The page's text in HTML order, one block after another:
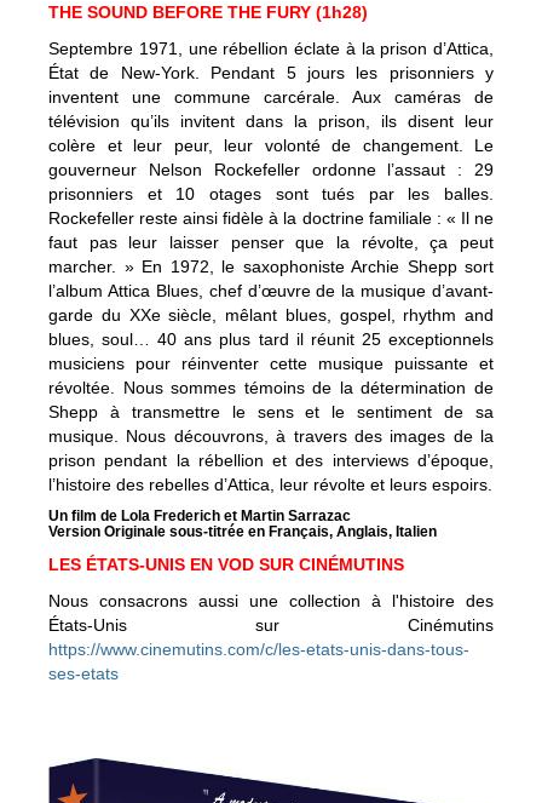
THE SOUND BEFORE THE FURY (1h28)
Septembre 1971, une rébellion éclate à la prison d’Attica,
État de New-York. Pendant 5 jours les prisonniers y
inventent une commune carcérale. Aux caméras de
télévision qu’ils invitent dans la prison, ils disent leur
colère et leur peur, leur volonté de changement. Le
gouverneur Nelson Rockefeller ordonne l’assaut : 29
prisonniers et 10 otages sont tués par les balles.
Rockefeller reste ainsi fidèle à la doctrine familiale : « Il ne
faut pas leur laisser penser que la révolte, ça peut
marcher. » En 1972, le saxophoniste Archie Shepp sort
l’album Attica Blues, chef d’œuvre de la musique d’avant-
garde du XXe siècle, mêlant blues, gospel, rhythm and
blues, soul… 40 ans plus tard il réunit 25 exceptionnels
musiciens pour réinventer cette musique puissante et
révoltée. Nous sommes témoins de la détermination de
Shepp à transmettre le sens et le sentiment de sa
musique. Nous découvrons, à travers des images de la
prison pendant la rébellion et des interviews d’époque,
l’histoire des rebelles d’Attica, leur révolte et leurs espoirs.
Un film de Lola Frederich et Martin Sarrazac
Version Originale sous-titrée en Français, Anglais, Italien
LES ÉTATS-UNIS EN VOD SUR CINÉMUTINS
Nous consacrons aussi une collection à l'histoire des
États-Unis sur Cinémutins
https://www.cinemutins.com/c/les-etats-unis-dans-tous-
ses-etats